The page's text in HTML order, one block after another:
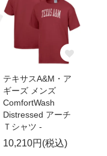
テキサスA&M・ア
ギーズ メンズ
ComfortWash
Distressed アーチ
Ｔシャツ -
10,210円(税込)